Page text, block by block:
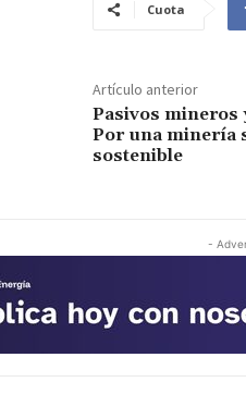
Cuota
Artículo anterior
Pasivos mineros
Por una minería
sostenible
-